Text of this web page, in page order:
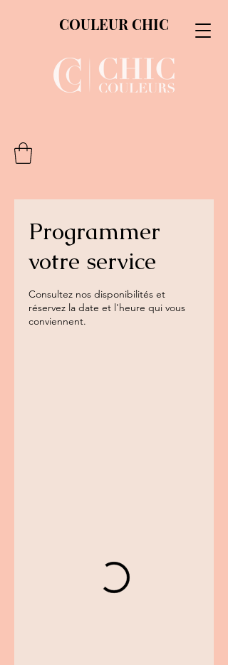
COULEUR CHIC
Programmer
votre service
Consultez nos disponibilités et
réservez la date et l'heure qui vous
conviennent.